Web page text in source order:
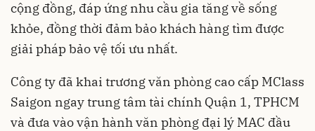
cộng đồng, đáp ứng nhu cầu gia tăng về sống
khỏe, đồng thời đảm bảo khách hàng tìm được
giải pháp bảo vệ tối ưu nhất.
Công ty đã khai trương văn phòng cao cấp MClass
Saigon ngay trung tâm tài chính Quận 1, TPHCM
và đưa vào vận hành văn phòng đại lý MAC đầu